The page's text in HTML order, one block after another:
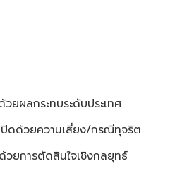
ยผลกระทบระดับประเทศ
ดด้วยความเสี่ยง/กรณีทุจริต
ยการตัดสินใจเชิงกลยุทธ์